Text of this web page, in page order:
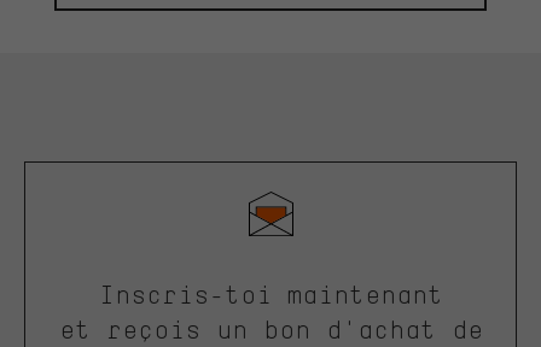
Inscris-toi maintenant
et reçois un bon d'achat de